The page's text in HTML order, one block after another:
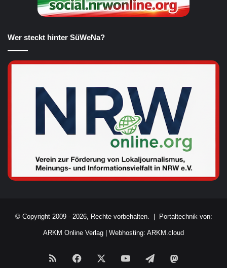
Wer steckt hinter SüWeNa?
© Copyright 2009 - 2026, Rechte vorbehalten. | Portaltechnik von:
ARKM Online Verlag Webhosting: ARKM.cloud
RSS Facebook YouTubeTelegram